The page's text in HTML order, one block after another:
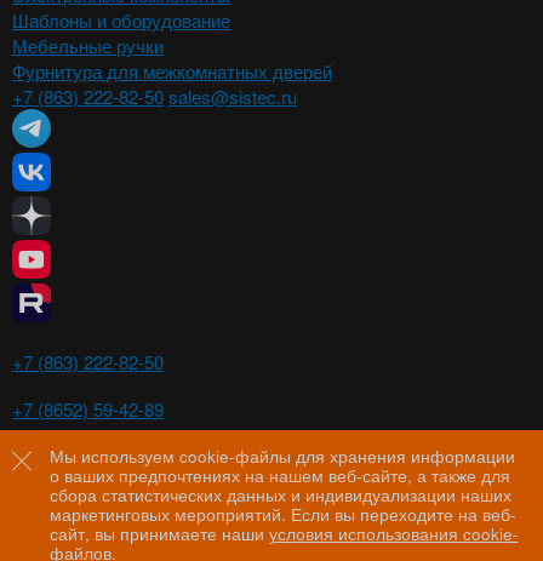
Мы используем cookie-файлы для хранения информации
о ваших предпочтениях на нашем веб-сайте, а также для
сбора статистических данных и индивидуализации наших
маркетинговых мероприятий. Если вы переходите на веб-
сайт, вы принимаете наши условия использования cookie-
файлов.
Шаблоны и оборудование
Мебельные ручки
Фурнитура для межкомнатных дверей
+7 (863) 222-82-50sales@sistec.ru
+7 (863) 222-82-50
+7 (8652) 59-42-89
Волгоград
+7 (8442) 29-00-21
Пятигорск
+7 (8793) 97-60-44